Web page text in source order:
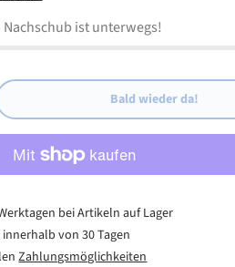
Nachschub ist unterwegs!
Bald wieder da!
bei Artikeln auf Lager
innerhalb von 30 Tagen
Zahlungsmöglichkeiten